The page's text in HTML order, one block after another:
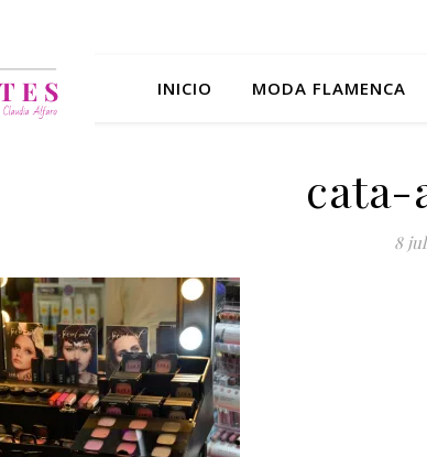
INICIO MODA FLAMENCA
cata-
8